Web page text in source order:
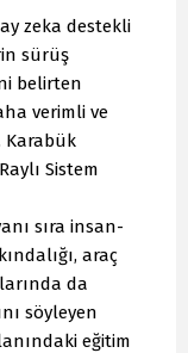
zeka destekli
sürüş
belirten
verimli ve
Karabük
Sistem
sıra insan-
araç
da
söyleyen
eğitim